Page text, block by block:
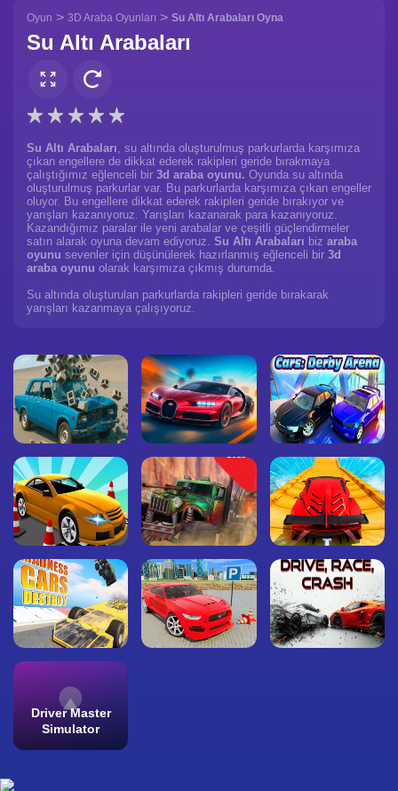
Oyun > 3D Araba Oyunları > Su Altı Arabaları Oyna
Su Altı Arabaları
Su Altı Arabaları, su altında oluşturulmuş parkurlarda karşımıza
çıkan engellere de dikkat ederek rakipleri geride bırakmaya
çalıştığımız eğlenceli bir 3d araba oyunu. Oyunda su altında
oluşturulmuş parkurlar var. Bu parkurlarda karşımıza çıkan engeller
oluyor. Bu engellere dikkat ederek rakipleri geride bırakıyor ve
yarışları kazanıyoruz. Yarışları kazanarak para kazanıyoruz.
Kazandığımız paralar ile yeni arabalar ve çeşitli güçlendirmeler
satın alarak oyuna devam ediyoruz. Su Altı Arabaları biz araba
oyunu sevenler için düşünülerek hazırlanmış eğlenceli bir 3d
araba oyunu olarak karşımıza çıkmış durumda.
Su altında oluşturulan parkurlarda rakipleri geride bırakarak
yarışları kazanmaya çalışıyoruz.
Driver Master
Simulator